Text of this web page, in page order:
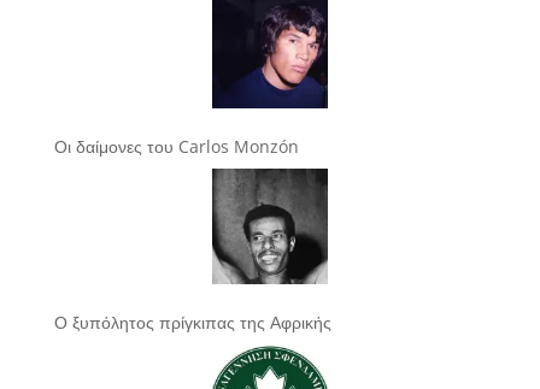
Οι δαίμονες του Carlos Monzón
Ο ξυπόλητος πρίγκιπας της Αφρικής